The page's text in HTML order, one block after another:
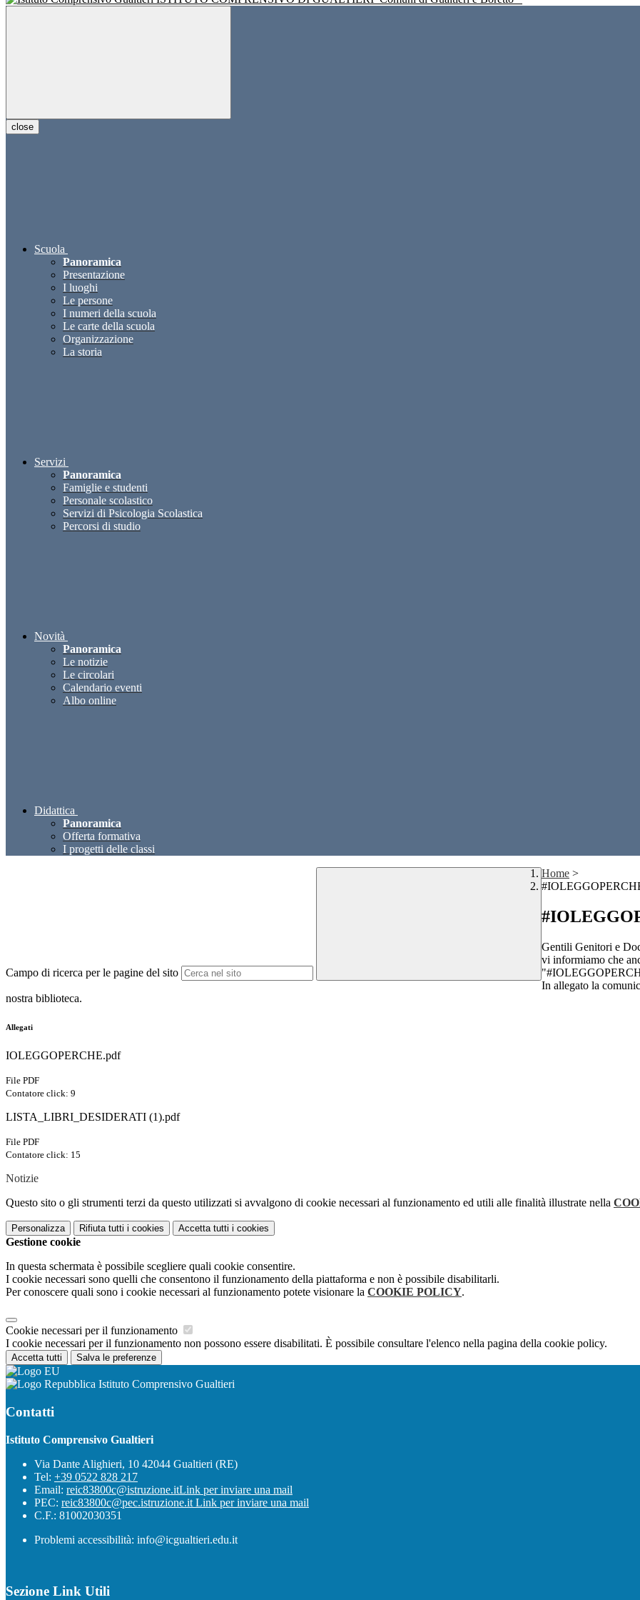
close
Scuola
Panoramica
Presentazione
I luoghi
Le persone
I numeri della scuola
Le carte della scuola
Organizzazione
La storia
Servizi
Panoramica
Famiglie e studenti
Personale scolastico
Servizi di Psicologia Scolastica
Percorsi di studio
Novità
Panoramica
Le notizie
Le circolari
Calendario eventi
Albo online
Didattica
Panoramica
Offerta formativa
I progetti delle classi
Campo di ricerca per le pagine del sito
Home >
Gentili Genitori e
vi informiamo che
In allegato la
nostra biblioteca.
Allegati
IOLEGGOPERCHE.pdf
File PDF
Contatore click: 9
LISTA_LIBRI_DESIDERATI (1).pdf
File PDF
Contatore click: 15
Notizie
Questo sito o gli strumenti terzi da questo utilizzati si avvalgono di cookie necessari al funzionamento ed utili alle finalità illustrate nella
Personalizza Rifiuta tutti i cookies Accetta tutti i cookies
Gestione cookie
In questa schermata è possibile scegliere quali cookie consentire.
I cookie necessari sono quelli che consentono il funzionamento della piattaforma e non è possibile disabilitarli.
Per conoscere quali sono i cookie necessari al funzionamento potete visionare la COOKIE POLICY.
Cookie necessari per il funzionamento
I cookie necessari per il funzionamento non possono essere disabilitati. È possibile consultare l'elenco nella pagina della cookie policy.
Accetta tutti Salva le preferenze
Istituto Comprensivo Gualtieri
Contatti
Istituto Comprensivo Gualtieri
Via Dante Alighieri, 10 42044 Gualtieri (RE)
Tel: +39 0522 828 217
Email: reic83800c@istruzione.itLink per inviare una mail
PEC: reic83800c@pec.istruzione.it Link per inviare una mail
C.F.: 81002030351
Problemi accessibilità: info@icgualtieri.edu.it
Sezione Link Utili